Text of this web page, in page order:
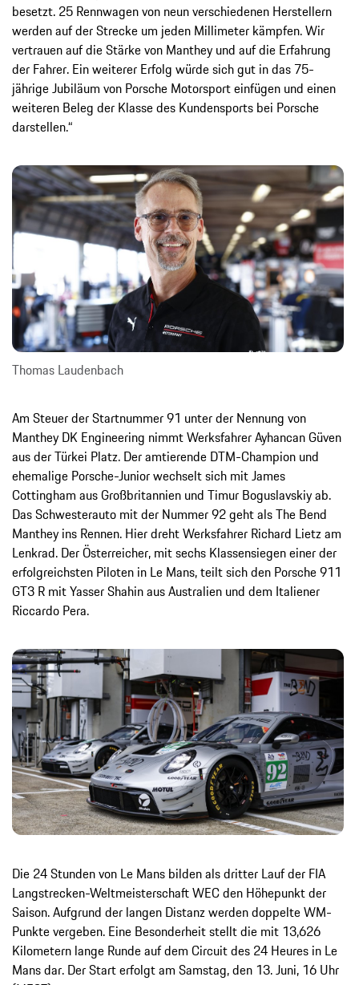
besetzt. 25 Rennwagen von neun verschiedenen Herstellern
werden auf der Strecke um jeden Millimeter kämpfen. Wir
vertrauen auf die Stärke von Manthey und auf die Erfahrung
der Fahrer. Ein weiterer Erfolg würde sich gut in das 75-
jährige Jubiläum von Porsche Motorsport einfügen und einen
weiteren Beleg der Klasse des Kundensports bei Porsche
darstellen.“
Thomas Laudenbach
Am Steuer der Startnummer 91 unter der Nennung von
Manthey DK Engineering nimmt Werksfahrer Ayhancan Güven
aus der Türkei Platz. Der amtierende DTM-Champion und
ehemalige Porsche-Junior wechselt sich mit James
Cottingham aus Großbritannien und Timur Boguslavskiy ab.
Das Schwesterauto mit der Nummer 92 geht als The Bend
Manthey ins Rennen. Hier dreht Werksfahrer Richard Lietz am
Lenkrad. Der Österreicher, mit sechs Klassensiegen einer der
erfolgreichsten Piloten in Le Mans, teilt sich den Porsche 911
GT3 R mit Yasser Shahin aus Australien und dem Italiener
Riccardo Pera.
Die 24 Stunden von Le Mans bilden als dritter Lauf der FIA
Langstrecken-Weltmeisterschaft WEC den Höhepunkt der
Saison. Aufgrund der langen Distanz werden doppelte WM-
Punkte vergeben. Eine Besonderheit stellt die mit 13,626
Kilometern lange Runde auf dem Circuit des 24 Heures in Le
Mans dar. Der Start erfolgt am Samstag, den 13. Juni, 16 Uhr